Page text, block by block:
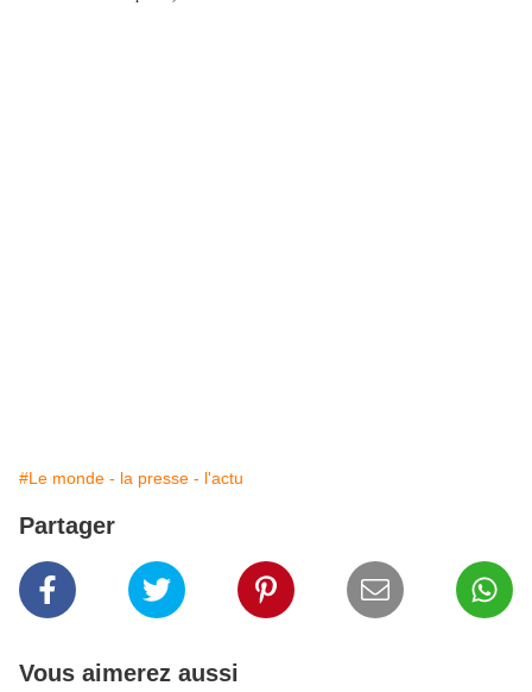
#Le monde - la presse - l'actu
Partager
Vous aimerez aussi